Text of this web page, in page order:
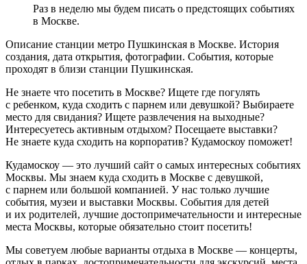
Раз в неделю мы будем писать о предстоящих событиях
в Москве.
Описание станции метро Пушкинская в Москве. История
создания, дата открытия, фотографии. События, которые
проходят в близи станции Пушкинская.
Не знаете что посетить в Москве? Ищете где погулять
с ребенком, куда сходить с парнем или девушкой? Выбираете
место для свидания? Ищете развлечения на выходные?
Интересуетесь активным отдыхом? Посещаете выставки?
Не знаете куда сходить на корпоратив? Кудамоскоу поможет!
Кудамоскоу — это лучший сайт о самых интересных событиях
Москвы. Мы знаем куда сходить в Москве с девушкой,
с парнем или большой компанией. У нас только лучшие
события, музеи и выставки Москвы. События для детей
и их родителей, лучшие достопримечательности и интересные
места Москвы, которые обязательно стоит посетить!
Мы советуем любые варианты отдыха в Москве — концерты,